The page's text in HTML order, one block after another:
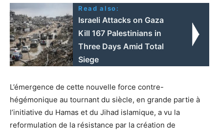
Read also:
Israeli Attacks on Gaza
Kill 167 Palestinians in
Three Days Amid Total
Siege
L’émergence de cette nouvelle force contre-
hégémonique au tournant du siècle, en grande partie à
l’initiative du Hamas et du Jihad islamique, a vu la
reformulation de la résistance par la création de